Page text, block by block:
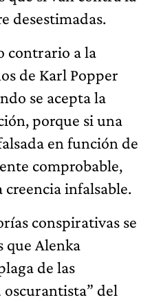
desestimadas.
contrario a la
de Karl Popper
se acepta la
porque si una
en función de
comprobable,
creencia infalsable.
conspirativas se
que Alenka
de las
del